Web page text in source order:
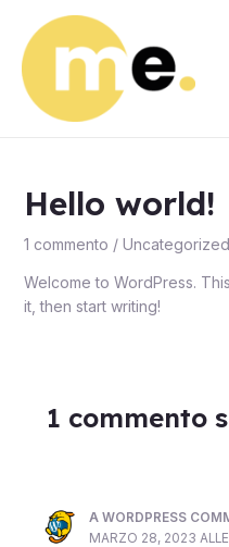
Hello world!
1 commento / Uncategorized
Welcome to WordPress.
it, then start writing!
1 commento
A WORDPRESS
MARZO 28, 2023